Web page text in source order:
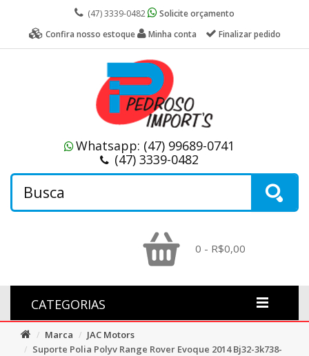
(47) 3339-0482
Solicite orçamento
Confira nosso estoque
Minha conta Finalizar pedido
Whatsapp: (47) 99689-0741
(47) 3339-0482
0 - R$0,00
CATEGORIAS
Marca
JAC Motors
Suporte Polia Polyv Range Rover Evoque 2014 Bj32-3k738-